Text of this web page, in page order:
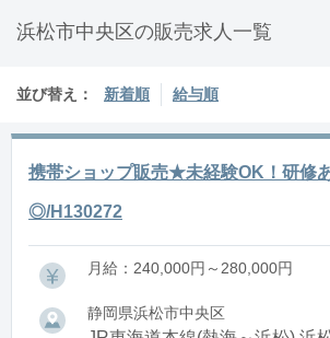
浜松市中央区の販売求人一覧
並び替え： 新着順 給与順
携帯ショップ販売★未経験OK！研修
◎/H130272
月給：240,000円～280,000円
静岡県浜松市中央区